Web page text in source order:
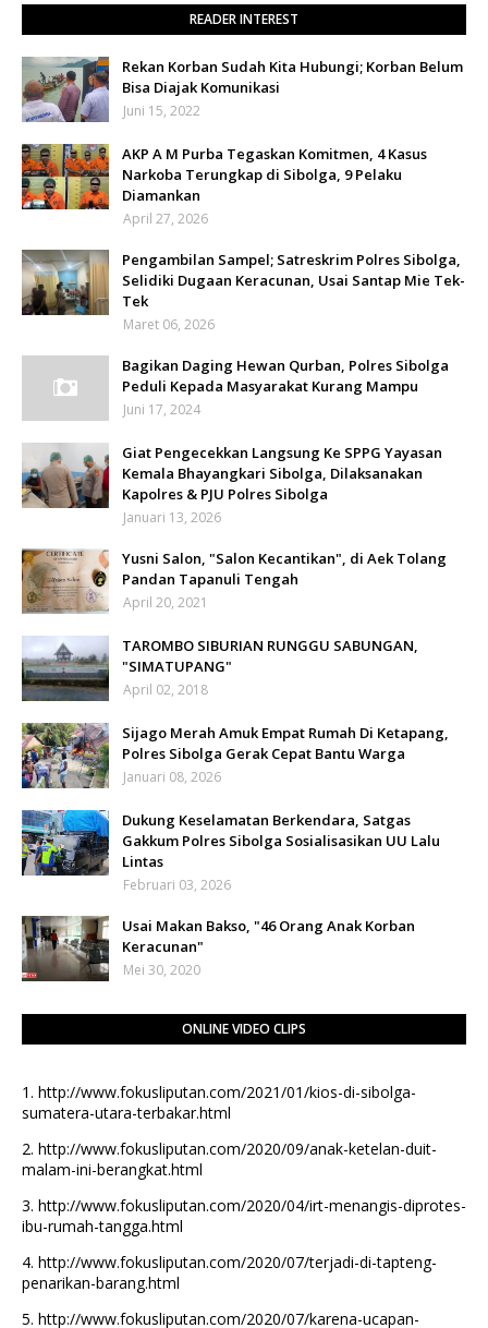
READER INTEREST
Rekan Korban Sudah Kita Hubungi; Korban Belum
Bisa Diajak Komunikasi
Juni 15, 2022
AKP A M Purba Tegaskan Komitmen, 4 Kasus
Narkoba Terungkap di Sibolga, 9 Pelaku
Diamankan
April 27, 2026
Pengambilan Sampel; Satreskrim Polres Sibolga,
Selidiki Dugaan Keracunan, Usai Santap Mie Tek-
Tek
Maret 06, 2026
Bagikan Daging Hewan Qurban, Polres Sibolga
Peduli Kepada Masyarakat Kurang Mampu
Juni 17, 2024
Giat Pengecekkan Langsung Ke SPPG Yayasan
Kemala Bhayangkari Sibolga, Dilaksanakan
Kapolres & PJU Polres Sibolga
Januari 13, 2026
Yusni Salon, "Salon Kecantikan", di Aek Tolang
Pandan Tapanuli Tengah
April 20, 2021
TAROMBO SIBURIAN RUNGGU SABUNGAN,
"SIMATUPANG"
April 02, 2018
Sijago Merah Amuk Empat Rumah Di Ketapang,
Polres Sibolga Gerak Cepat Bantu Warga
Januari 08, 2026
Dukung Keselamatan Berkendara, Satgas
Gakkum Polres Sibolga Sosialisasikan UU Lalu
Lintas
Februari 03, 2026
Usai Makan Bakso, "46 Orang Anak Korban
Keracunan"
Mei 30, 2020
ONLINE VIDEO CLIPS
1. http://www.fokusliputan.com/2021/01/kios-di-sibolga-
sumatera-utara-terbakar.html
2. http://www.fokusliputan.com/2020/09/anak-ketelan-duit-
malam-ini-berangkat.html
3. http://www.fokusliputan.com/2020/04/irt-menangis-diprotes-
ibu-rumah-tangga.html
4. http://www.fokusliputan.com/2020/07/terjadi-di-tapteng-
penarikan-barang.html
5. http://www.fokusliputan.com/2020/07/karena-ucapan-